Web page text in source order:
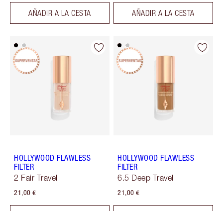
AÑADIR A LA CESTA AÑADIR A LA CESTA
HOLLYWOOD FLAWLESS
FILTER
2 Fair Travel
21,00 €
HOLLYWOOD FLAWLESS
FILTER
6.5 Deep Travel
21,00 €